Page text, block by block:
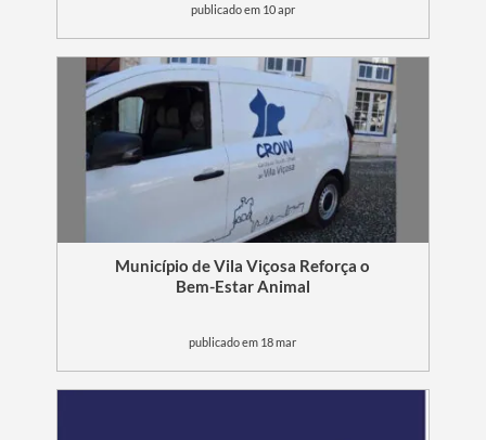
Termo de Pesquisa
Categorias gerais
Filtros
publicado em 10 apr
Município de Vila Viçosa Reforça o
Bem-Estar Animal
publicado em 18 mar